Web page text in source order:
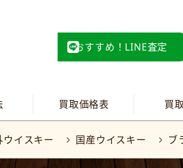
おすすめ！LINE査定
買取価格表 買
ウイスキー 国産ウイスキー ブ